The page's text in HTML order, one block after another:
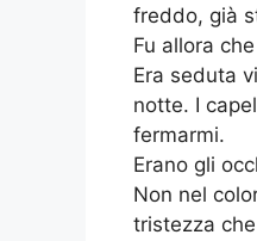
freddo, già
Fu allora
Era seduta
notte. I
fermarmi.
Erano gli
Non nel
tristezza